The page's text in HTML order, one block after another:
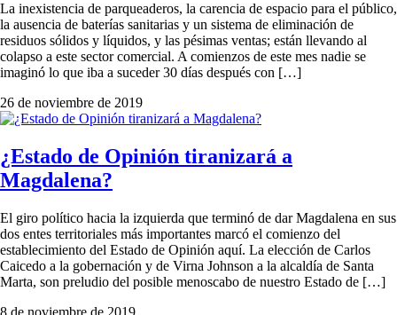
La inexistencia de parqueaderos, la carencia de espacio para el público,
la ausencia de baterías sanitarias y un sistema de eliminación de
residuos sólidos y líquidos, y las pésimas ventas; están llevando al
colapso a este sector comercial. A comienzos de este mes nadie se
imaginó lo que iba a suceder 30 días después con […]
26 de noviembre de 2019
¿Estado de Opinión tiranizará a
Magdalena?
El giro político hacia la izquierda que terminó de dar Magdalena en sus
dos entes territoriales más importantes marcó el comienzo del
establecimiento del Estado de Opinión aquí. La elección de Carlos
Caicedo a la gobernación y de Virna Johnson a la alcaldía de Santa
Marta, son preludio del posible menoscabo de nuestro Estado de […]
8 de noviembre de 2019